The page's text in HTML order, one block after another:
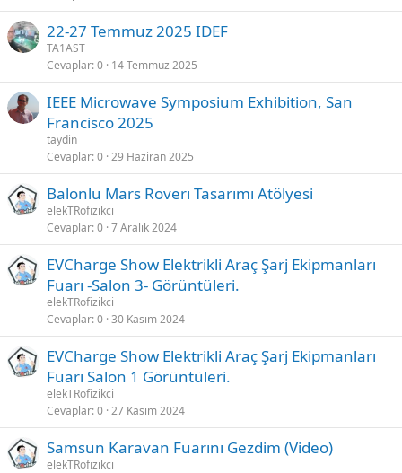
22-27 Temmuz 2025 IDEF
TA1AST
Cevaplar 0 14 Temmuz 2025
IEEE Microwave Symposium Exhibition, San
Francisco 2025
taydin
Cevaplar 0 29 Haziran 2025
Balonlu Mars Roverı Tasarımı Atölyesi
elekTRofizikci
Cevaplar 0 7 Aralık 2024
EVCharge Show Elektrikli Araç Şarj Ekipmanları
Fuarı -Salon 3- Görüntüleri.
elekTRofizikci
Cevaplar 0 30 Kasım 2024
EVCharge Show Elektrikli Araç Şarj Ekipmanları
Fuarı Salon 1 Görüntüleri.
elekTRofizikci
Cevaplar 0 27 Kasım 2024
Samsun Karavan Fuarını Gezdim (Video)
elekTRofizikci